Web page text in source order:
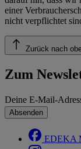
einer
nicht verpflichtet
Zurück nach
Zum
Deine E-Mail-
Absenden
EDEKA